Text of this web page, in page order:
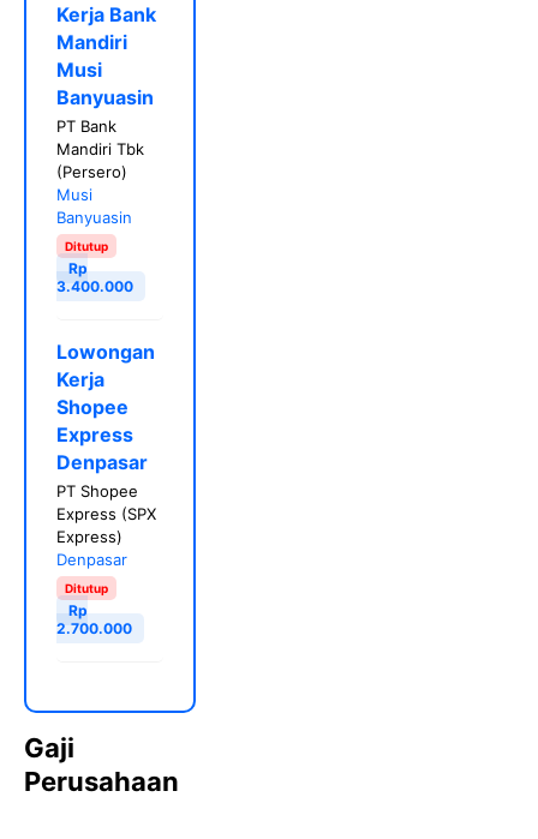
Kerja Bank
Mandiri
Musi
Banyuasin
PT Bank
Mandiri Tbk
(Persero)
Musi
Banyuasin
Ditutup
Rp
3.400.000
Lowongan
Kerja
Shopee
Express
Denpasar
PT Shopee
Express (SPX
Express)
Denpasar
Ditutup
Rp
2.700.000
Gaji
Perusahaan